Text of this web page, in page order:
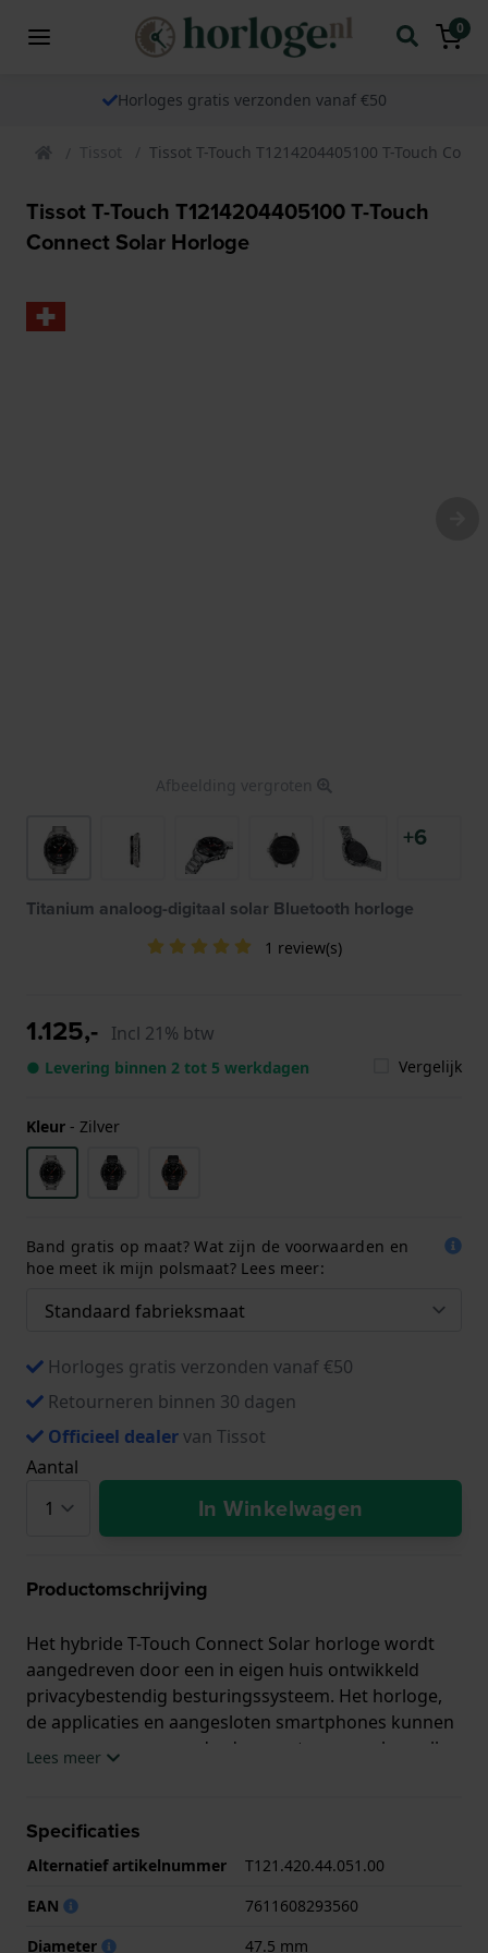
0
Horloges gratis verzonden vanaf €50
Tissot Tissot T-Touch T1214204405100 T-Touch
Tissot T-Touch T1214204405100 T-Touch
Connect Solar Horloge
Afbeelding vergroten
+6
Titanium analoog-digitaal solar Bluetooth horloge
1 review(s)
1.125,- Incl 21% btw
● Levering binnen 2 tot 5 werkdagen Vergelijk
Kleur - Zilver
Band gratis op maat? Wat zijn de voorwaarden en
hoe meet ik mijn polsmaat? Lees meer:
Horloges gratis verzonden vanaf €50
Retourneren binnen 30 dagen
Officieel dealervan Tissot
Aantal
In Winkelwagen
Productomschrijving
Het hybride T-Touch Connect Solar horloge wordt
aangedreven door een in eigen huis ontwikkeld
privacybestendig besturingssysteem. Het horloge,
de applicaties en aangesloten smartphones kunnen
geen gegevens naar derden versturen en slaan alle
De meeste connected horloges moet je vaak
opladen. Bij dit horloge is dat niet nodig. Alle
elektronische onderdelen zijn energiezuinig en het
Lees meer
Specificaties
Alternatief artikelnummer
T121.420.44.051.00
EAN
7611608293560
Diameter
47.5 mm